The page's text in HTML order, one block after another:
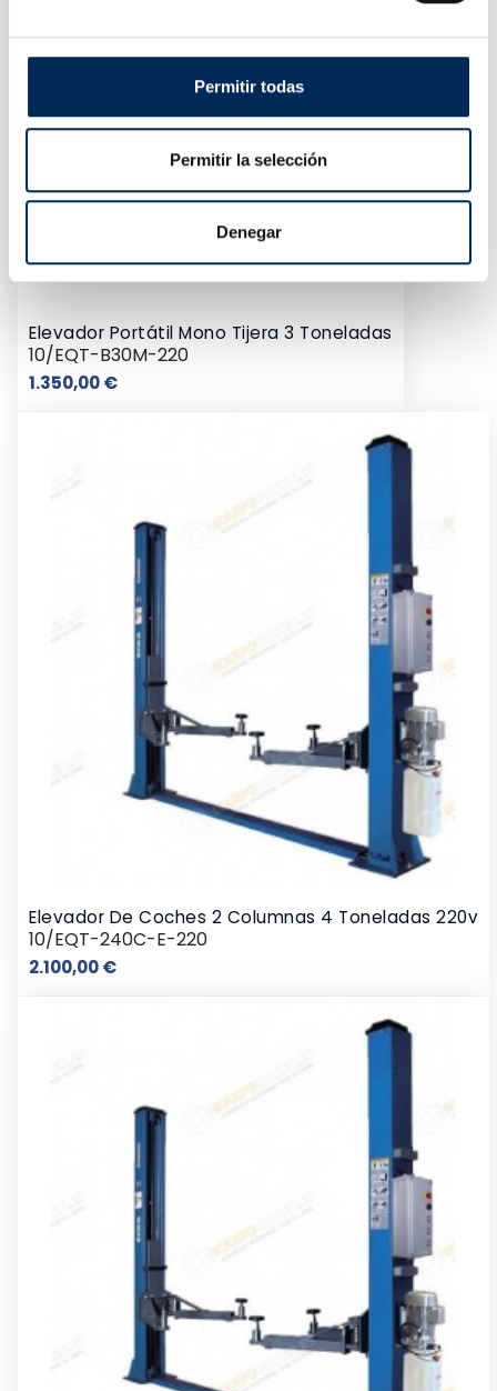
Permitir todas
Permitir la selección
Denegar
Elevador Portátil Mono Tijera 3 Toneladas
10/EQT-B30M-220
1.350,00 €Precio
Elevador De Coches 2 Columnas 4 Toneladas 220v
10/EQT-240C-E-220
2.100,00 €Precio